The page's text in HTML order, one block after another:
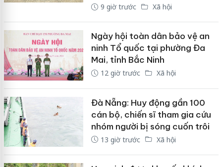
9 giờ trước Xã hội
Ngày hội toàn dân bảo vệ an
ninh Tổ quốc tại phường Đa
Mai, tỉnh Bắc Ninh
12 giờ trước Xã hội
Đà Nẵng: Huy động gần 100
cán bộ, chiến sĩ tham gia cứu
nhóm người bị sóng cuốn trôi
13 giờ trước Xã hội